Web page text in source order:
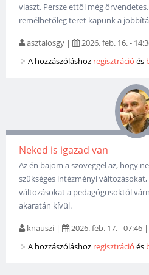
viaszt. Persze ettől még
remélhetőleg teret kapunk a
asztalosgy | 2026. feb. 16. -
A hozzászóláshoz regisztráció és
Neked is igazad van
Az én bajom a szöveggel az, hogy
szükséges intézményi
változásokat a pedagógusoktól
akaratán kívül.
knauszi | 2026. feb. 17. - 07:46 |
A hozzászóláshoz regisztráció és